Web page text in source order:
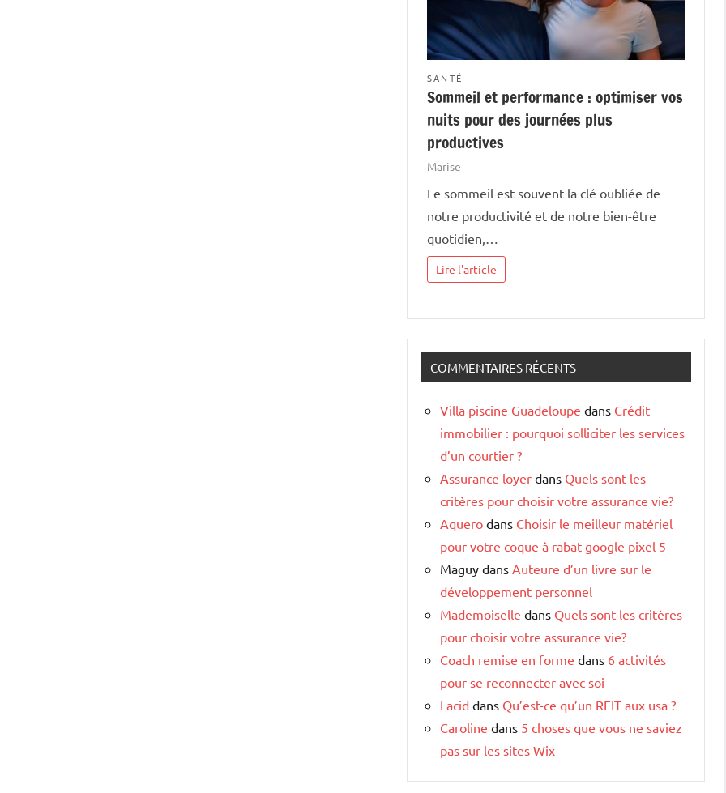
SANTÉ
Sommeil et performance : optimiser vos
nuits pour des journées plus
productives
Marise
Le sommeil est souvent la clé oubliée de
notre productivité et de notre bien-être
quotidien,…
Lire l'article
COMMENTAIRES RÉCENTS
Villa piscine Guadeloupe dans Crédit
immobilier : pourquoi solliciter les services
d’un courtier ?
Assurance loyer dans Quels sont les
critères pour choisir votre assurance vie?
Aquero dans Choisir le meilleur matériel
pour votre coque à rabat google pixel 5
Maguy dans Auteure d’un livre sur le
développement personnel
Mademoiselle dans Quels sont les critères
pour choisir votre assurance vie?
Coach remise en forme dans 6 activités
pour se reconnecter avec soi
Lacid dans Qu’est-ce qu’un REIT aux usa ?
Caroline dans 5 choses que vous ne saviez
pas sur les sites Wix